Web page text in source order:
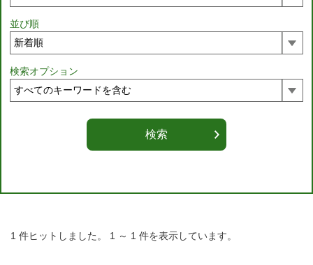
並び順
検索オプション
1 件ヒットしました。 1 ～ 1 件を表示しています。